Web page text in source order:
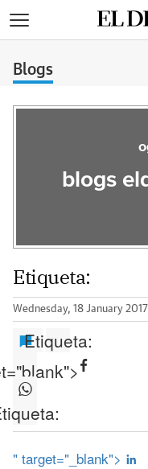
Blogs
blogs
Etiqueta:
Wednesday, 18 January
Etiqueta:
" target="_blank">